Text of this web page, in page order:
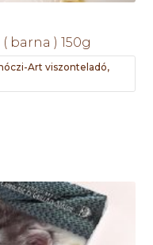
barna ) 150g
Art viszonteladó,